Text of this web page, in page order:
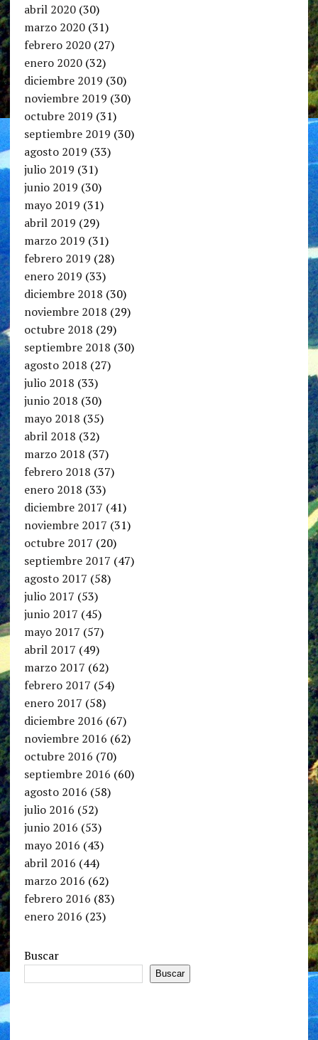
abril 2020(30)
marzo 2020(31)
febrero 2020(27)
enero 2020(32)
diciembre 2019 (30)
noviembre 2019 (30)
octubre 2019 (31)
septiembre 2019 (30)
agosto 2019 (33)
julio 2019 (31)
junio 2019 (30)
mayo 2019 (31)
abril 2019 (29)
marzo 2019 (31)
febrero 2019 (28)
enero 2019 (33)
diciembre 2018 (30)
noviembre 2018 (29)
octubre 2018 (29)
septiembre 2018 (30)
agosto 2018 (27)
julio 2018 (33)
junio 2018 (30)
mayo 2018 (35)
abril 2018 (32)
marzo 2018 (37)
febrero 2018 (37)
enero 2018 (33)
diciembre 2017 (41)
noviembre 2017 (31)
octubre 2017 (20)
septiembre 2017 (47)
agosto 2017 (58)
julio 2017 (53)
junio 2017 (45)
mayo 2017 (57)
abril 2017 (49)
marzo 2017 (62)
febrero 2017 (54)
enero 2017 (58)
diciembre 2016 (67)
noviembre 2016 (62)
octubre 2016 (70)
septiembre 2016 (60)
agosto 2016 (58)
julio 2016 (52)
junio 2016 (53)
mayo 2016 (43)
abril 2016 (44)
marzo 2016 (62)
febrero 2016 (83)
enero 2016 (23)
Buscar
Buscar